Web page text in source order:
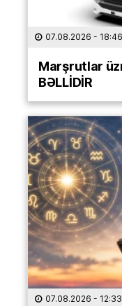
07.08.2026 - 18:46
Marşrutlar
BƏLLİDİR
07.08.2026 - 12:33